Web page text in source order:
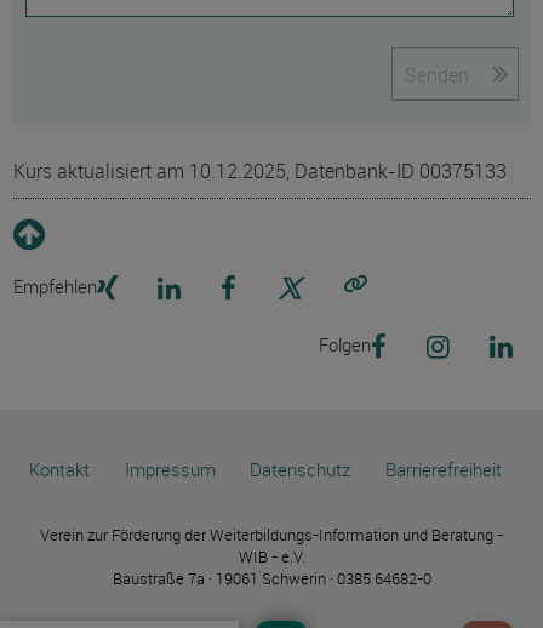
Senden
Kurs aktualisiert am 10.12.2025, Datenbank-ID 00375133
Empfehlen
Folgen
Kontakt Impressum Datenschutz Barrierefreiheit
Verein zur Förderung der Weiterbildungs-Information und Beratung -
WIB - e.V.
Baustraße 7a · 19061 Schwerin · 0385 64682-0